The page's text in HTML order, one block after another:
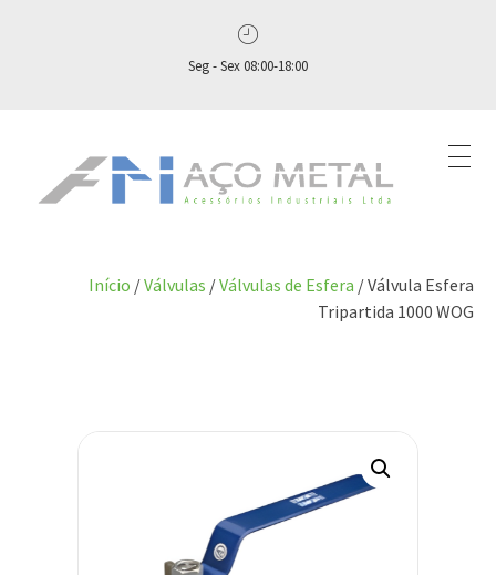
Seg - Sex 08:00-18:00
Início /Válvulas /Válvulas de Esfera / Válvula Esfera
Tripartida 1000 WOG